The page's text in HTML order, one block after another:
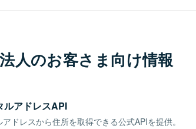
人のお客さま向け情報
ルアドレスAPI
ドレスから住所を取得できる公式APIを提供。